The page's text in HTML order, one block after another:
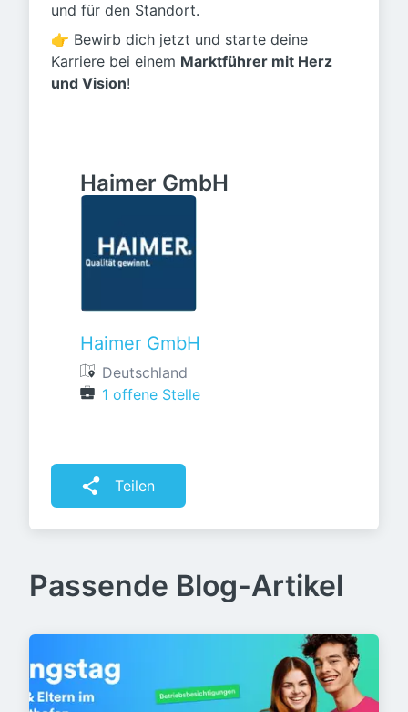
und für den Standort.
👉 Bewirb dich jetzt und starte deine
Karriere bei einem Marktführer mit Herz
und Vision!
Haimer GmbH
Haimer GmbH
Deutschland
1 offene Stelle
Teilen
Passende Blog-Artikel